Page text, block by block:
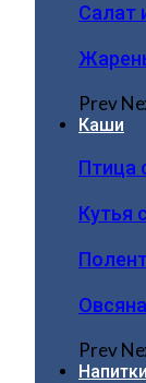
Салат
Prev
Каши
Птица
Кутья
Prev
Напитки